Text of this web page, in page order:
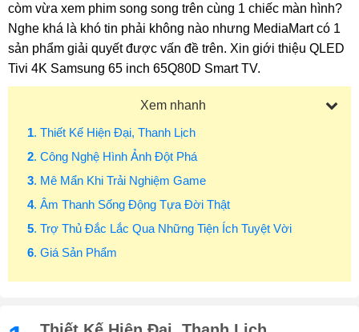
còm vừa xem phim song song trên cùng 1 chiếc màn hình?
Nghe khá là khó tin phải không nào nhưng MediaMart có 1
sản phẩm giải quyết được vấn đề trên. Xin giới thiệu QLED
Tivi 4K Samsung 65 inch 65Q80D Smart TV.
Xem nhanh
1. Thiết Kế Hiện Đại, Thanh Lịch
2. Công Nghệ Hình Ảnh Đột Phá
3. Mê Mẩn Khi Trải Nghiệm Game
4. Âm Thanh Sống Động Tựa Đời Thật
5. Trợ Thủ Đắc Lắc Qua Những Tiện Ích Tuyệt Vời
6. Giá Sản Phẩm